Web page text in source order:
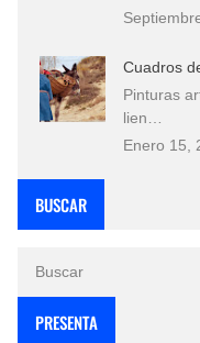
Cuadros
Pinturas
lien…
Enero 15,
BUSCAR
PRESENTA